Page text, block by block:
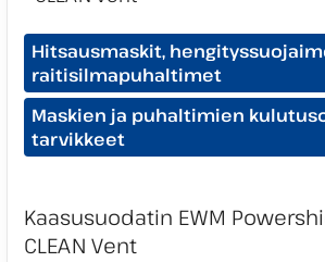
Tuotekategoriat:
Hitsausmaskit,
raitisilmapuhaltimet
Maskien ja puhaltimien
tarvikkeet
Kaasusuodatin EWM
CLEAN Vent